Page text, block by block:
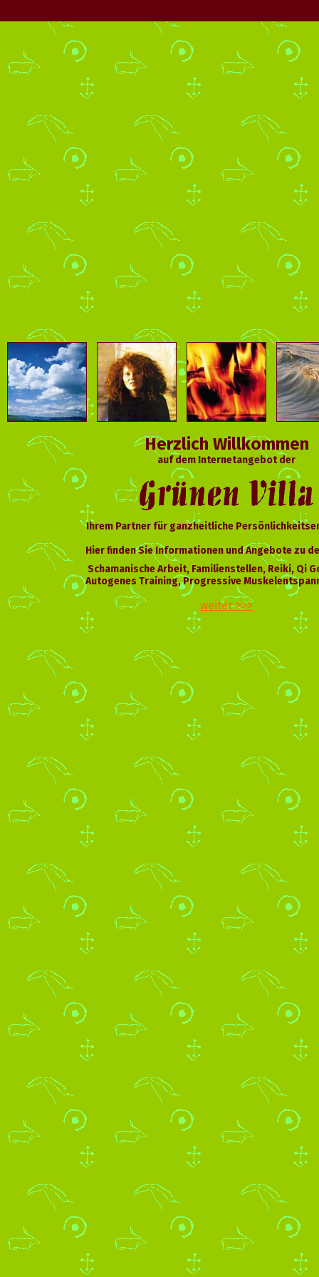
Herzlich Willkommen
auf dem Internetangebot der
Ihrem Partner für ganzheitliche
Hier finden Sie Informationen und Angebote zu
Schamanische Arbeit, Familienstellen, Reiki, Qi
Autogenes Training, Progressive
weiter >>>